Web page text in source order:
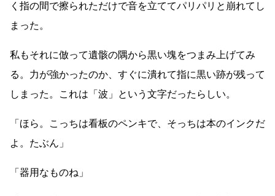
く指の間で擦られただけで音を立ててパリパリと崩れてし
まった。
私もそれに倣って遺骸の隅から黒い塊をつまみ上げてみ
る。力が強かったのか、すぐに潰れて指に黒い跡が残って
しまった。これは「波」という文字だったらしい。
「ほら。こっちは看板のペンキで、そっちは本のインクだ
よ。たぶん」
「器用なものね」